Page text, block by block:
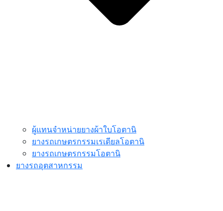
ผู้แทนจำหน่ายยางผ้าใบโอตานิ
ยางรถเกษตรกรรมเรเดียลโอตานิ
ยางรถเกษตรกรรมโอตานิ
ยางรถอุตสาหกรรม